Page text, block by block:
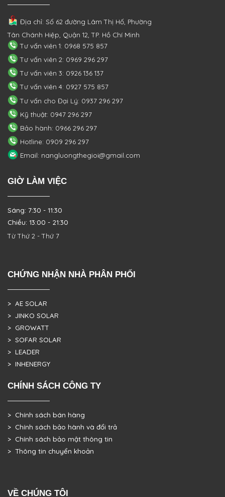
Địa chỉ: Số 62 đường Lâm Thị Hố, Phường
Tân Chánh Hiệp, Quận 12, TP. Hồ Chí Minh
Tư vấn viên 1: 0968 575 857
Tư vấn viên 2: 0969 296 297
Tư vấn viên 3: 0926 136 137
Tư vấn viên 4: 0927 575 857
Tư vấn cho Đại Lý: 0937 296 297
Kỹ thuật: 0947 296 297
Bảo hành: 0966 296 297
Hotline: 0909 296 297
Email: nangluongthegioi@gmail.com
GIỜ LÀM VIỆC
Sáng: 7:30 - 11:30
Chiều: 13:00 - 21:30
Từ Thứ 2 - Thứ 7
CHỨNG NHẬN NHÀ PHÂN PHỐI
> AE SOLAR
> JINKO SOLAR
> GROWATT
> SOFAR SOLAR
> LEADER
> INHENERGY
CHÍNH SÁCH CÔNG TY
> Chính sách bán hàng
> Chính sách bảo hành và đổi trả
> Chính sách bảo mật thông tin
> Thông tin chuyển khoản
VỀ CHÚNG TÔI